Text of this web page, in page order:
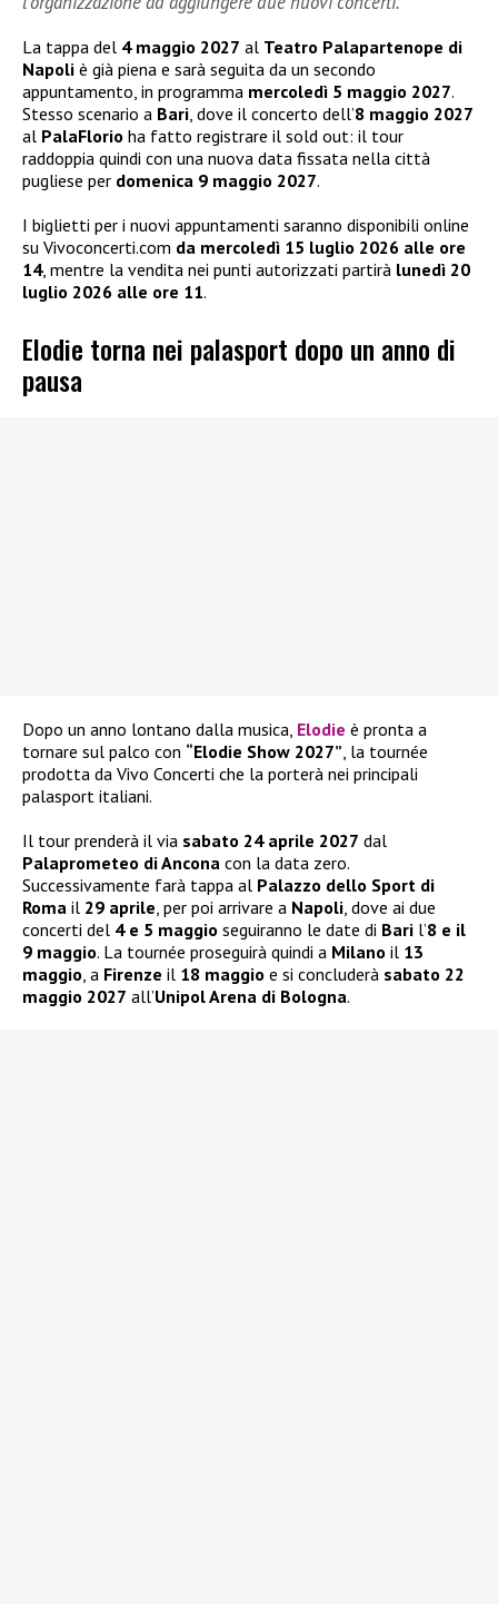
La tappa del 4 maggio 2027 al Teatro Palapartenope di
Napoli è già piena e sarà seguita da un secondo
appuntamento, in programma mercoledì 5 maggio 2027.
Stesso scenario a Bari, dove il concerto dell’8 maggio 2027
al PalaFlorio ha fatto registrare il sold out: il tour
raddoppia quindi con una nuova data fissata nella città
pugliese per domenica 9 maggio 2027.
I biglietti per i nuovi appuntamenti saranno disponibili online
su Vivoconcerti.com da mercoledì 15 luglio 2026 alle ore
14, mentre la vendita nei punti autorizzati partirà lunedì 20
luglio 2026 alle ore 11.
Elodie torna nei palasport dopo un anno di
pausa
Dopo un anno lontano dalla musica, Elodie è pronta a
tornare sul palco con “Elodie Show 2027” , la tournée
prodotta da Vivo Concerti che la porterà nei principali
palasport italiani.
Il tour prenderà il via sabato 24 aprile 2027 dal
Palaprometeo di Ancona con la data zero.
Successivamente farà tappa al Palazzo dello Sport di
Roma il 29 aprile , per poi arrivare a Napoli , dove ai due
concerti del 4 e 5 maggio seguiranno le date di Bari l’8 e il
9 maggio. La tournée proseguirà quindi a Milano il 13
maggio , a Firenze il 18 maggio e si concluderà sabato 22
maggio 2027 all’Unipol Arena di Bologna.